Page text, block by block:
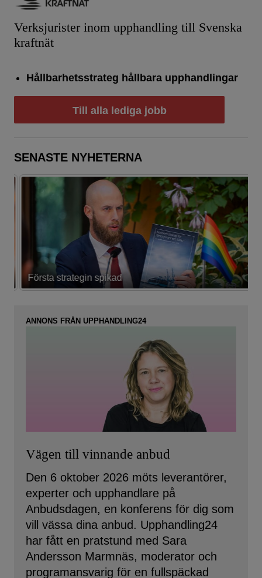
Verksjurister inom upphandling till Svenska
kraftnät
Hållbarhetsstrateg hållbara upphandlingar
Till alla lediga jobb
SENASTE NYHETERNA
Första strategin spikad
ANNONS FRÅN UPPHANDLING24
Vägen till vinnande anbud
Den 6 oktober 2026 möts leverantörer,
experter och upphandlare på
Anbudsdagen, en konferens för dig som
vill vässa dina anbud. Upphandling24
har fått en pratstund med Sara
Andersson Marmnäs, moderator och
programansvarig för en fullspäckad